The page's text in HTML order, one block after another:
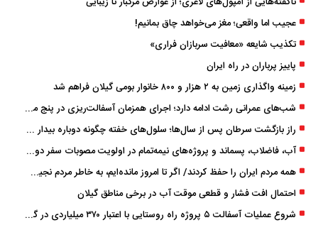
عجیب اما واقعی؛ مغز می‌خواهد چاق بمانیم!
تکذیب شایعه «معافیت سربازان فراری»
پاییز پرباران در راه ایران
زمینه واگذاری زمین به ۲ هزار و ۸۰۰ خانوار بومی گیلان فراهم شد
شب‌های عمرانی رشت ادامه دارد؛ اجرای همزمان آسفالت‌ریزی در پنج منطقه شهری
راز بازگشت سرطان پس از سال‌ها؛ سلول‌های خفته چگونه دوباره بیدار می‌شوند؟
آب، فاضلاب، پسماند و پروژه‌های نیمه‌تمام در اولویت مصوبات سفر دولت
همه مردم ایران را حفظ کردند/ اگر تا امروز مانده‌ایم، به ‌خاطر مردم نجیب ایران بوده است
احتمال افت فشار و قطعی موقت آب در برخی مناطق گیلان
شروع عملیات آسفالت ۵ پروژه راه ‌روستایی با اعتبار ۳۷۰ میلیاردی در گیلان